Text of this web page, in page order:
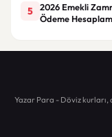
5
2026 Emekli
Ödeme
Yazar Para - Döviz